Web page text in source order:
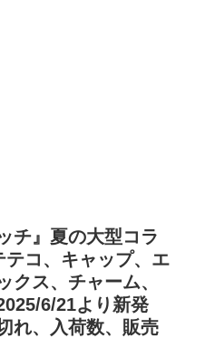
チ』夏の大型コラ
コ、キャップ、エ
クス、チャーム、
6/21より新発
れ、入荷数、販売